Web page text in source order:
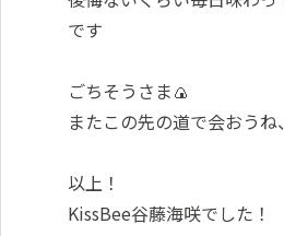
です
ごちそうさま🍙
またこの先の道で会おうね
以上！
KissBee谷藤海咲でした！